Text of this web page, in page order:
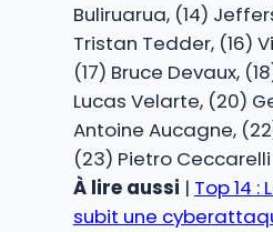
Buliruarua, (14)
Tristan Tedder, (16)
(17) Bruce Devaux,
Lucas Velarte, (20)
Antoine Aucagne,
(23) Pietro Ceccarelli
À lire aussi | Top 14
subit une